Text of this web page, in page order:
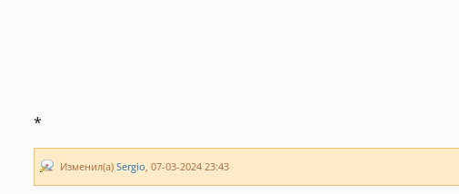
*
Изменил(а) Sergio, 07-03-2024 23:43